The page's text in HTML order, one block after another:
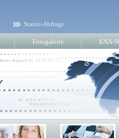
Status-Abfrage
Fotogalerie ENA-